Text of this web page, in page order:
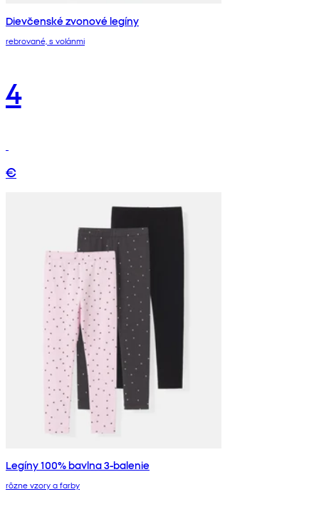
Dievčenské zvonové legíny
rebrované, s volánmi
4
€
Legíny 100% bavlna 3-balenie
rôzne vzory a farby